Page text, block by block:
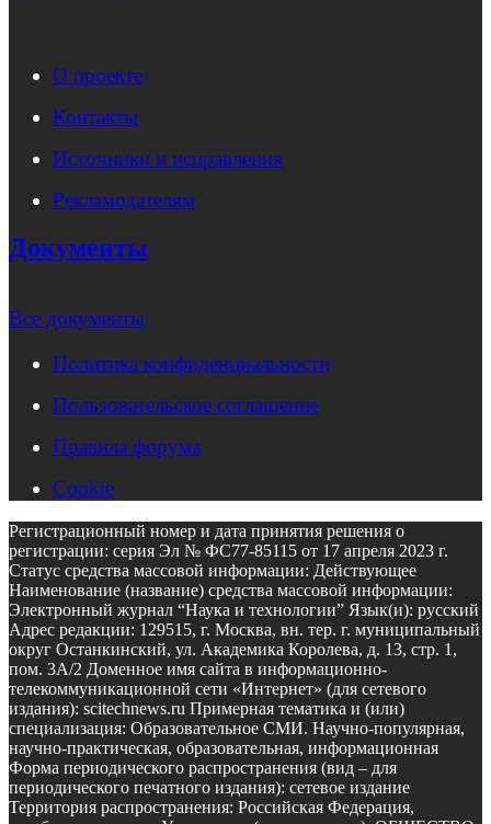
О проекте
Контакты
Источники и исправления
Рекламодателям
Документы
Все документы
Политика конфиденциальности
Пользовательское соглашение
Правила форума
Cookie
Регистрационный номер и дата принятия решения о
регистрации: серия Эл № ФС77-85115 от 17 апреля 2023 г.
Статус средства массовой информации: Действующее
Наименование (название) средства массовой информации:
Электронный журнал “Наука и технологии” Язык(и): русский
Адрес редакции: 129515, г. Москва, вн. тер. г. муниципальный
округ Останкинский, ул. Академика Королева, д. 13, стр. 1,
пом. 3А/2 Доменное имя сайта в информационно-
телекоммуникационной сети «Интернет» (для сетевого
издания): scitechnews.ru Примерная тематика и (или)
специализация: Образовательное СМИ. Научно-популярная,
научно-практическая, образовательная, информационная
Форма периодического распространения (вид – для
периодического печатного издания): сетевое издание
Территория распространения: Российская Федерация,